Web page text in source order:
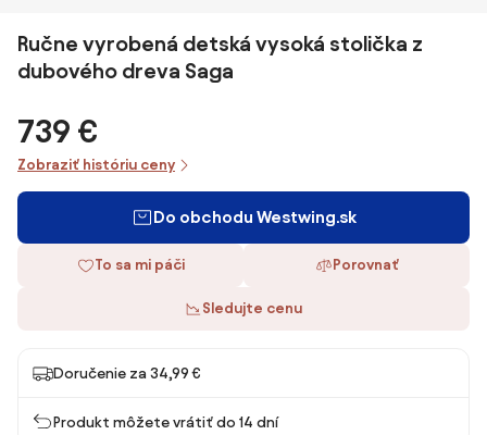
Ručne vyrobená detská vysoká stolička z
dubového dreva Saga
739 €
Zobraziť históriu ceny
Do obchodu Westwing.sk
To sa mi páči Porovnať
Sledujte cenu
Doručenie za 34,99 €
Produkt môžete vrátiť do 14 dní